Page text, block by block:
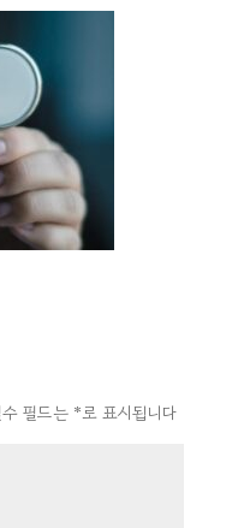
필드는 *로 표시됩니다